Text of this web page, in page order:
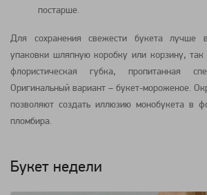
постарше.
Для сохранения свежести букета лучше
упаковки шляпную коробку или корзину,
флористическая губка, пропитанная
Оригинальный вариант – букет-мороженое.
позволяют создать иллюзию монобукета в
пломбира.
Букет недели